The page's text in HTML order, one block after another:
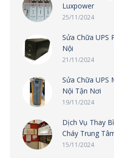
Luxpower
25/11/2024
Sửa Chữa UPS
Nội
21/11/2024
Sửa Chữa UPS
Nội Tận Nơi
19/11/2024
Dịch Vụ Thay
Cháy Trung
15/11/2024